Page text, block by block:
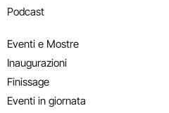
Podcast
Eventi e Mostre
Inaugurazioni
Finissage
Eventi in giornata